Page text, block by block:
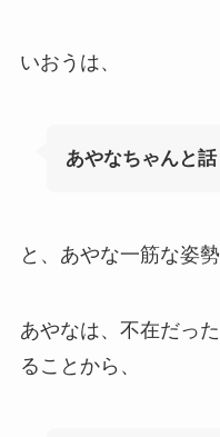
いおうは、
あやなちゃんと
と、あやな一筋な姿
あやなは、不在だっ
ることから、